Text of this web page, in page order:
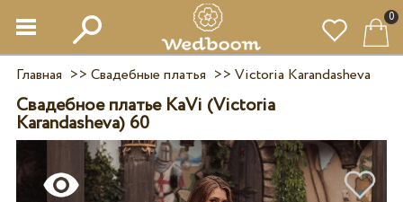
0
Главная >> Свадебные платья >> Victoria Karandasheva
Свадебное платье KaVi (Victoria
Karandasheva) 60